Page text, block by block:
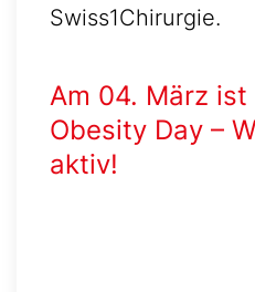
Swiss1Chirurgie.
Am 04. März ist
Obesity Day –
aktiv!